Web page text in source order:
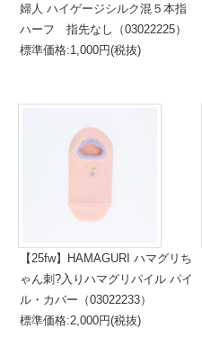
婦人 ハイゲージシルク混５本指
ハーフ 指先なし（03022225）
標準価格:1,000円(税抜)
【25fw】HAMAGURI ハマグリち
ゃん刺?入りハマグリパイル パイ
ル・カバー（03022233）
標準価格:2,000円(税抜)